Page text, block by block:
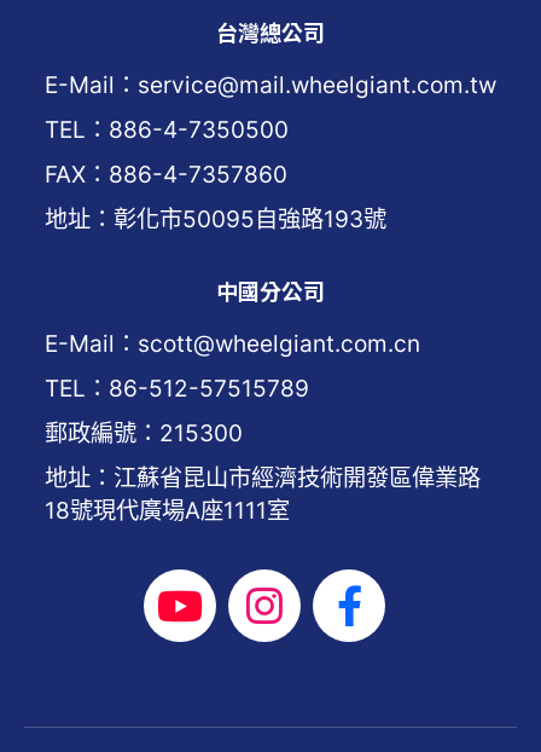
台灣總公司
E-Mail：service@mail.wheelgiant.com.tw
TEL：886-4-7350500
FAX：886-4-7357860
地址：彰化市50095自強路193號
中國分公司
E-Mail：scott@wheelgiant.com.cn
TEL：86-512-57515789
郵政編號：215300
地址：江蘇省昆山市經濟技術開發區偉業路
18號現代廣場A座1111室